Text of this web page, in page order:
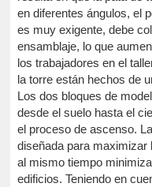
en diferentes ángulos, el
es muy exigente, debe
ensamblaje, lo que
los trabajadores en el
la torre están hechos de
Los dos bloques de
desde el suelo hasta el
el proceso de ascenso.
diseñada para
al mismo tiempo
edificios. Teniendo en